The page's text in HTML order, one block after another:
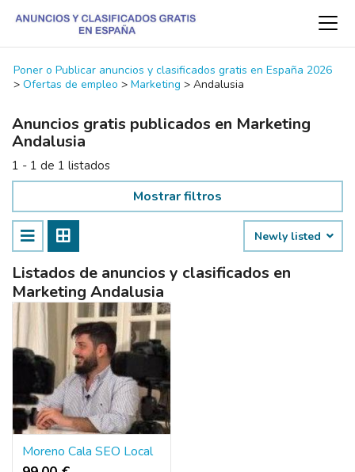
Poner o Publicar anuncios y clasificados gratis en España 2026
> Ofertas de empleo > Marketing > Andalusia
Anuncios gratis publicados en Marketing
Andalusia
1 - 1 de 1 listados
Mostrar filtros
Newly listed
Listados de anuncios y clasificados en
Marketing Andalusia
Moreno Cala SEO Local